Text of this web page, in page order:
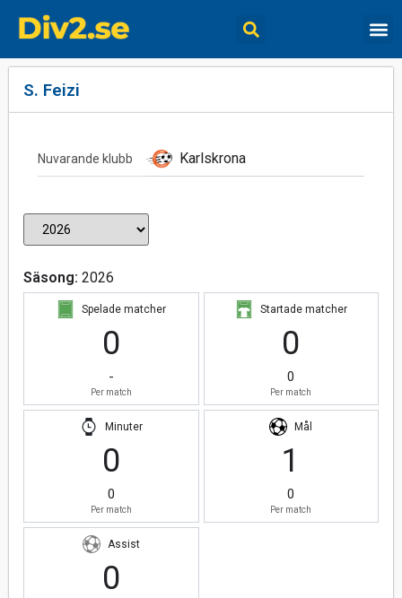
S. Feizi
Nuvarande klubb Karlskrona
Säsong: 2026
Spelade matcher
0
-
Per match
Startade matcher
0
0
Per match
Minuter
0
0
Per match
Mål
1
0
Per match
Assist
0